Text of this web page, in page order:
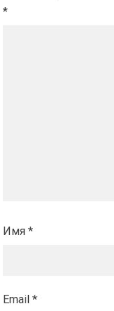
*
Имя *
Email *